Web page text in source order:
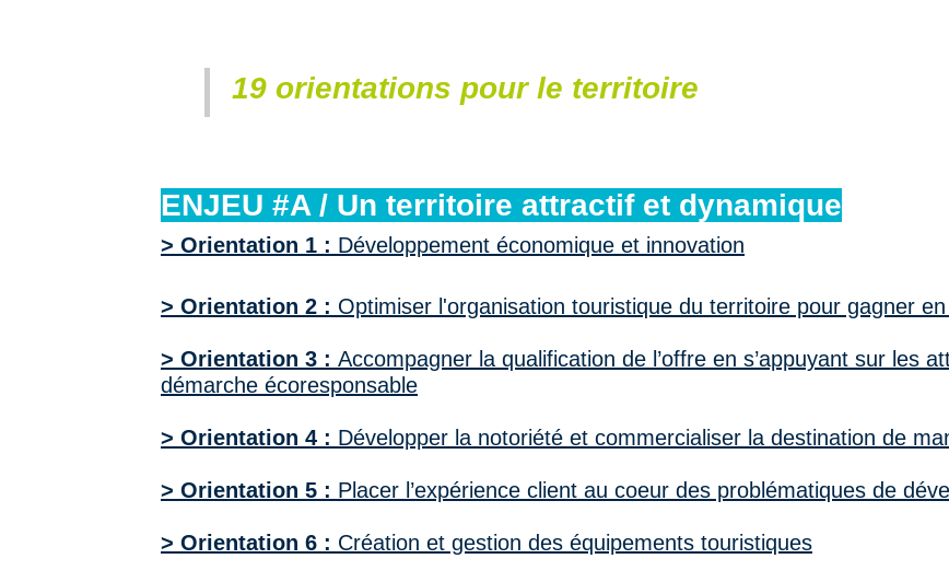
19 orientations pour le territoire
ENJEU #A / Un territoire attractif et dynamique
> Orientation 1 : Développement économique et innovation
> Orientation 2 : Optimiser l'organisation touristique du territoire pour gagner
> Orientation 3 : Accompagner la qualification de l’offre en s’appuyant sur les
démarche écoresponsable
> Orientation 4 : Développer la notoriété et commercialiser la destination de
> Orientation 5 : Placer l’expérience client au coeur des problématiques de
> Orientation 6 : Création et gestion des équipements touristiques